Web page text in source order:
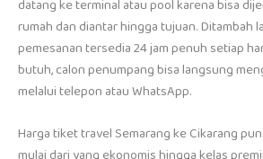
datang ke terminal atau pool karena bisa
rumah dan diantar hingga tujuan. Ditambah
pemesanan tersedia 24 jam penuh setiap
butuh, calon penumpang bisa langsung
melalui telepon atau WhatsApp.
Harga tiket travel Semarang ke Cikarang